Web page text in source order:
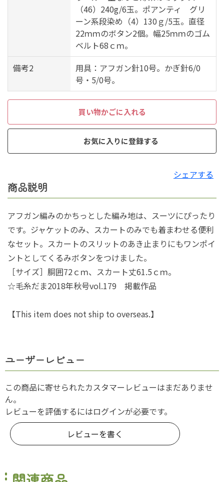
（46）240g/6玉。ポアンティ グリ
ーン系段染め（4）130ｇ/5玉。直径
22ｍｍのボタン2個。幅25ｍｍのゴム
ベルト68ｃｍ。
備考2
用具：アフガン針10号。かぎ針6/0
号・5/0号。
買い物かごに入れる
お気に入りに登録する
シェアする
商品説明
アフガン編みのかちっとした編み地は、スーツにぴったり
です。ジャケットのみ、スカートのみでも着まわせる便利
なセット。スカートのスリットのあき止まりにもワンポイ
ントとしてくるみボタンをつけました。
［サイズ］胴囲72ｃｍ、スカート丈61.5ｃｍ。
☆毛糸だま2018年秋号vol.179 掲載作品
【This item does not ship to overseas.】
ユーザーレビュー
この商品に寄せられたカスタマーレビューはまだありませ
ん。
レビューを評価するにはログインが必要です。
レビューを書く